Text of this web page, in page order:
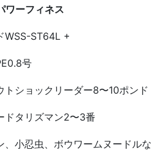
ワーフィネス
WSS-ST64L +
号
ショックリーダー8〜10ポンド
ドタリズマン2〜3番
小忍虫、ボウワームヌードルな